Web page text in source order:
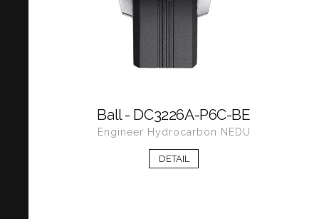
Ball - DC3226A-P6C-BE
Engineer Hydrocarbon NEDU
DETAIL